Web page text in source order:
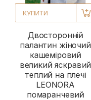
КУПИТИ
Двосторонній
палантин жіночий
кашеміровий
великий яскравий
теплий на плечі
LEONORA
помаранчевий